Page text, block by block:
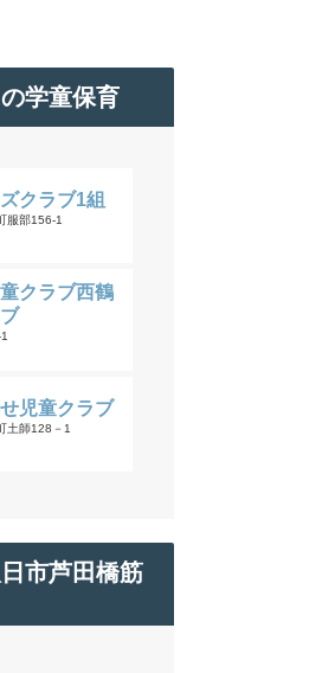
学童保育
クラブ1組
服部156-1
クラブ西鶴
児童クラブ
土師128－1
市芦田橋筋